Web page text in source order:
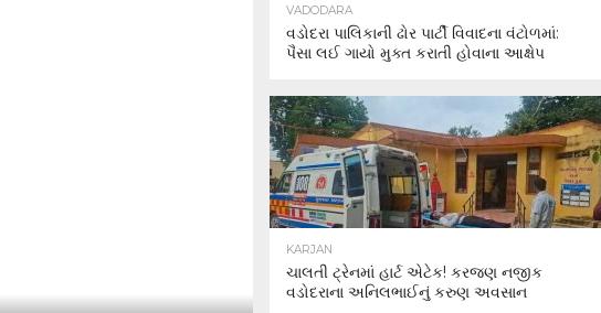
VADODARA
વડોદરા પાલિકાની ઢોર પાર્ટી વિવાદના વંટોળમાં:
પૈસા લઈ ગાયો મુક્ત કરાતી હોવાના આક્ષેપ
KARJAN
ચાલતી ટ્રેનમાં હાર્ટ એટેક! કરજણ નજીક
વડોદરાના અનિલભાઈનું કરુણ અવસાન